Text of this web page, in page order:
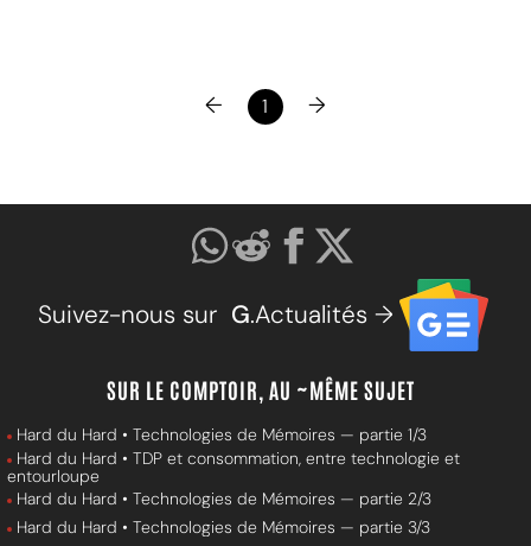
← 1 →
Suivez-nous sur G.Actualités →
SUR LE COMPTOIR, AU ~MÊME SUJET
Hard du Hard • Technologies de Mémoires — partie 1/3
Hard du Hard • TDP et consommation, entre technologie et
entourloupe
Hard du Hard • Technologies de Mémoires — partie 2/3
Hard du Hard • Technologies de Mémoires — partie 3/3